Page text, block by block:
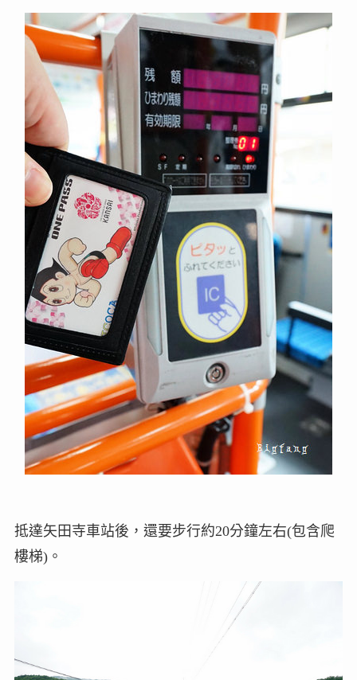
抵達矢田寺車站後，還要步行約20分鐘左右(包含爬
樓梯)。